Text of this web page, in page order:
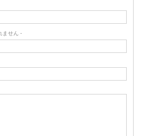
ません -